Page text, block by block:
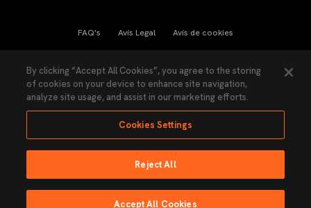
FAQ's Avís Legal Avís de cookies
Llei de Transparència Política de Privacitat
Accessibilitat
Ninguna parte de esta página puede ser reproducida sin el permiso del Valencia
By clicking “Accept All Cookies”, you agree to the storing
of cookies on your device to enhance site navigation,
analyze site usage, and assist in our marketing efforts.
Cookies Settings
Reject All
Accept All Cookies